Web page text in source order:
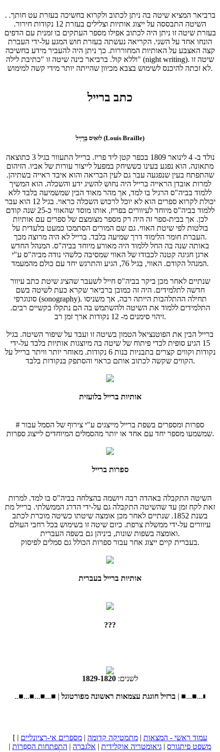
. ברביאר המציא שיטה בה ניתן לכתוב ולקרוא בחשיכה בעזרת עט חותך.
השיטה התבססה על ייצוג אותיות וצלילים בעזרת 12 נקודות חירור.
בעזרת שיטה זו ניתן היה לכתוב אפילו מספר העתקים בו זמנית עם הדפים
הונחו אחד על השני. הקריאה נעשתה בעזרת חוש המגע על-ידי העברת
קצה האצבע על האותיות המחוררות. כך ניתן היה להעביר מידע בחשיכה
וללא קול. ברביאר כינה שיטה זו "כתיבת לילה" (night writing). שיטה זו
לא זכתה להיכנס לשימוש בצבא מכיוון שהייתה יותר מידי קשה למימוש.
כתב ברייל
לוּאִיס בְּרָיְיל (Louis Braille)
נולד ב- 4 לינואר 1809 בכפר קטן ליד פריז. ברייל התעוור בגיל 3 כתוצאה
מתאונה. הוא נפגע בעינו כששיחק במפעל לייצור עורות של אביו. הזיהום
שהתפתח בעין שנפגעה עבר גם לעין הבריאה והוא איבד ראייה בשתיהן.
למרות אובדן הראייה ברייל היה נחוש להשיג ידע והשכלה. הוא המשיך
ללמוד בביה"ס הרגיל בו למד, אך מהר מאוד הבין שמשמיעה בלבד ללא
יכולת לקרוא ספרים הוא לא יוכל לרכוש השכלה כראוי. בגיל 12 הוא עבר
ללמוד בביה"ס מיוחד לעיוורים בפריז, אותו מוסד שהאווי כ-25 שנה קודם
לכן. אך בבית-ספר זה היה רק מספר מצומצם של ספרים עם אותיות
בולטות לפי שיטת האווי. גם שם המורים הסתמכו כמעט בלעדית על
העברת חומר הלימוד דרך שמיעה בלבד. ברייל לא היה מרוצה מכך.
באותה שנה בה החל ללמוד היה מאורע מיוחד בביה"ס. המנהל החדש
ארגן חגיגה קטנה לכבודו של האווי שמסיבה כלשהי נודה מביה"ס ע"י
המנהל הקודם. האווי, בגיל 76, הגיע והתרגש יחד עם כולם מהמעמד.
שנתיים לאחר מכן ביקר בביה"ס חייל לשעבר שהציג שיטת כתב עיוור
חדשה לתלמידים. היה זה כמובן ברביאר שקרא כעת לשיטה בשם
סונוגרפי (sonography). תחילה ההתלהבות הייתה רבה, אך משניסו
התלמידים ללמוד את השיטה ולהשתמש בה הם נתקלו בקשיים רבים.
זיהוי סימנים מ- 12 נקודות ארך זמן רב.
ברייל הבין את הפוטנציאל הטמון בשיטה זו ועבד על שיפור השיטה. בגיל
15 הגיע סופית לכדי פיתוח של שיטה בה מיוצגות אותיות בלבד על-ידי
נקודות וקווים קצרים בתבניות בנות 6 נקודות. מאוחר יותר וויתר ברייל על
הקווים שקשה לכתוב אותם כראוי והסתפק בנקודות בלבד.
אותיות ברייל בלועזית
ספרות ומספרים בשפת ברייל מייצגים ע"י צירוף של הסמל עבור #
שמשמעו מספר יחד עם אחד או יותר מהסמלים המיוחדים לייצוג ספרות.
ספרות ברייל
השיטה התקבלה באהדה רבה ויושמה בהצלחה בביה"ס בו למד. למרות
זאת לקח זמן עד שהשיטה התקבלה גם על-ידי הדרג הממשלתי. ברייל מת
בשנת 1852. שנתיים לאחר מכן אומצה שיטתו כשיטה מוכרת לכתב
עיוורים על-ידי ממשלת צרפת. כיום שיטה זו בשימוש בכל רחבי העולם
ואומצה בשפות שונות, ביניהן גם בשפה העברית.
בעברית קיים ייצוג אחר עבור ספרות הכולל גם סמלים לפיסוק.
אותיות ברייל בעברית
???
לשנים: 1829-1820
■...■...■...■...■ | ברזיל חוגגת עצמאות ראשונה מפורטוגל|
[ עמוד ראשי - המצאות | מתמטיקה קדומה | מספרים אי-רציונליים |
משפט פיתגורס | גיאומטריה אוקלידית | אלגברה | התפתחות הסְפַרוֹת |